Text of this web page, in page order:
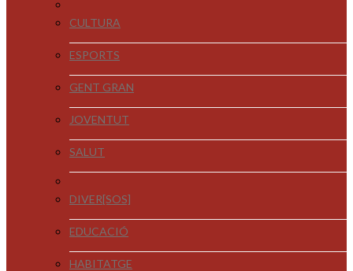
CULTURA
ESPORTS
GENT GRAN
JOVENTUT
SALUT
DIVER[SOS]
EDUCACIÓ
HABITATGE